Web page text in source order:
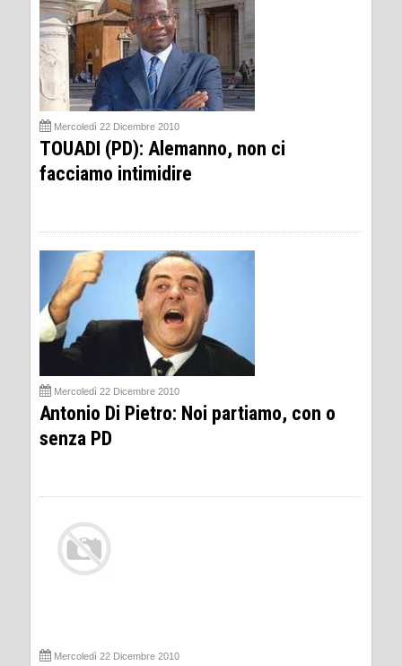
Mercoledì 22 Dicembre 2010
TOUADI (PD): Alemanno, non ci
facciamo intimidire
Mercoledì 22 Dicembre 2010
Antonio Di Pietro: Noi partiamo, con o
senza PD
Mercoledì 22 Dicembre 2010